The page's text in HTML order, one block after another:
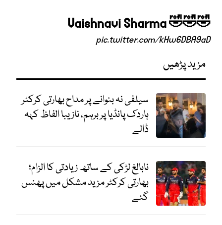
Vaishnavi Sharma 🤣🤣🤣
pic.twitter.com/kHw6DBA9aD
مزید پڑھیں
سیلفی نہ بنوانے پر مداح بھارتی کرکٹر
ہاردک پانڈیا پر برہم، نازیبا الفاظ کہہ
ڈالے
نابالغ لڑکی کے ساتھ زیادتی کا الزام؛
بھارتی کرکٹر مزید مشکل میں پھنس
گئے